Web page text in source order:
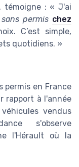
témoigne : « J'ai
permis chez
C’est simple,
quotidiens. »
permis en France
rapport à l'année
véhicules vendus
s'observe
l'Hérault où la